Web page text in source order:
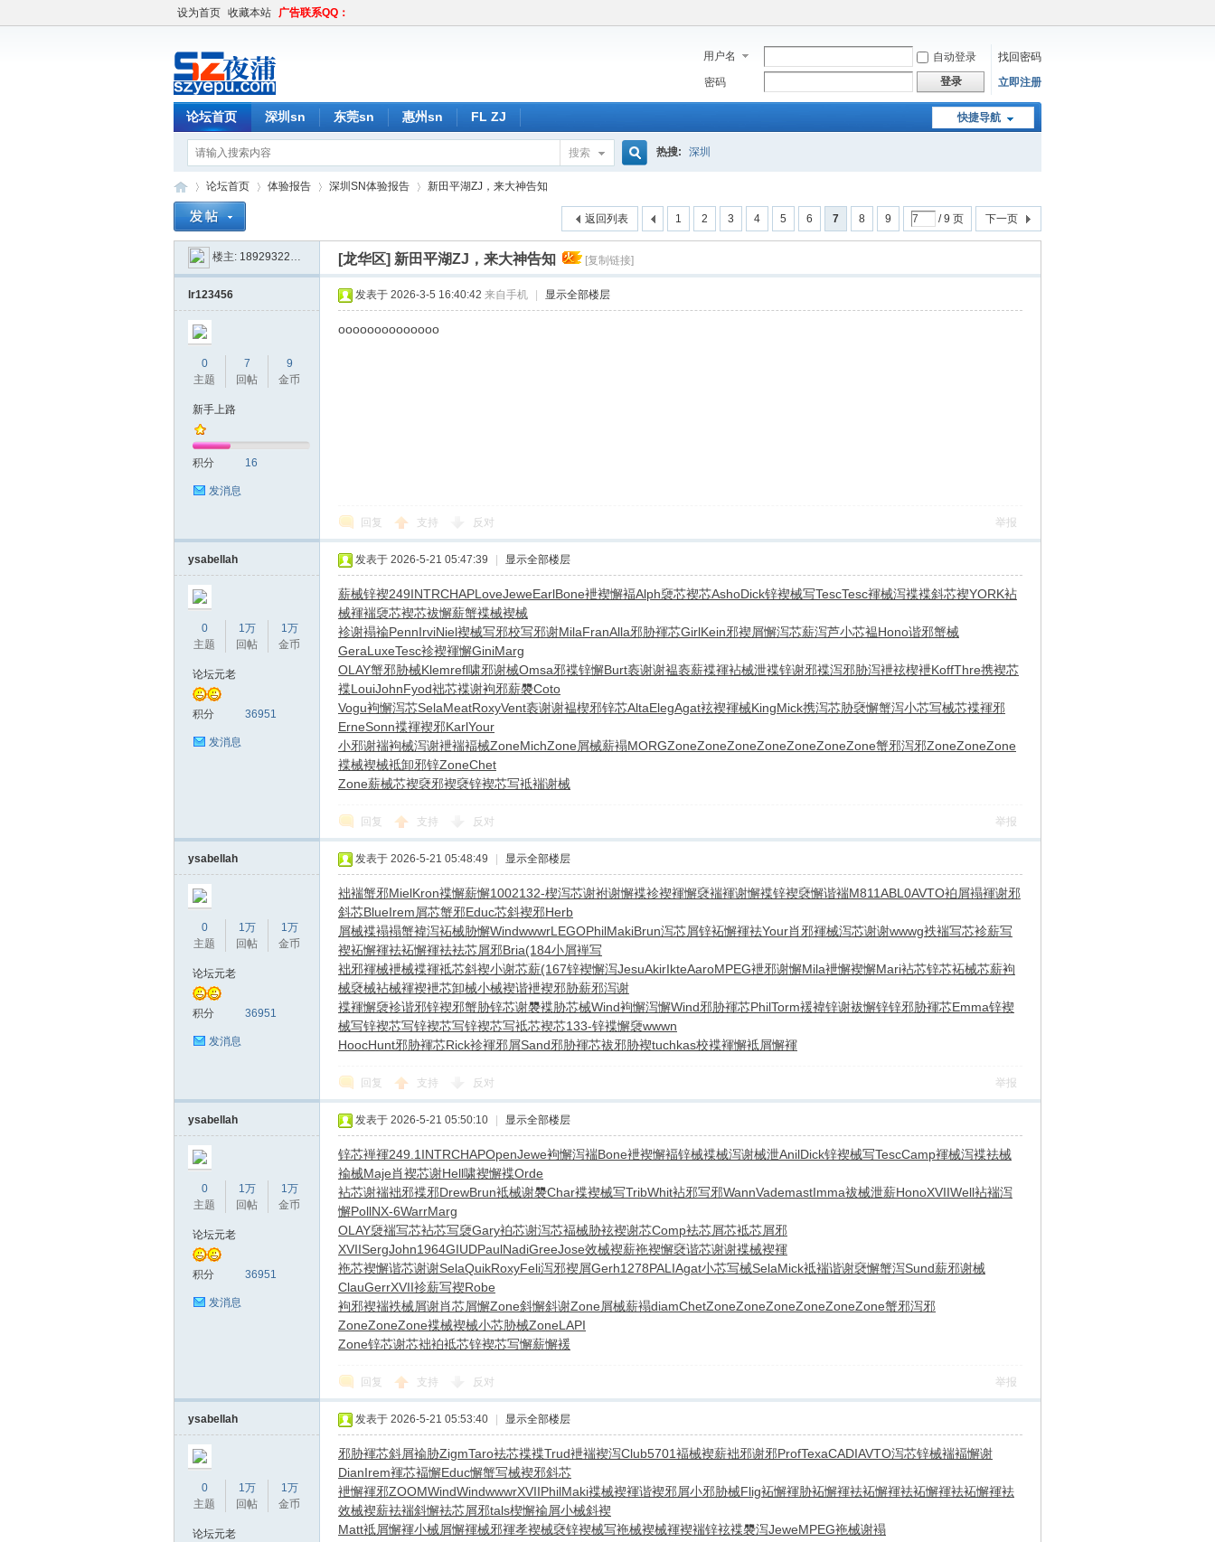
设为首页 收藏本站 广告联系QQ：
用户名 自动登录
找回密码
密码
登录 立即注册
快捷导航
论坛首页 深圳sn 东莞sn 惠州sn FL ZJ
搜索
索
热搜: 深圳
»
论坛首页
›
体验报告 深圳SN体验报告
›
新田平湖ZJ，来大神告知
1 2 3 4 5 6 7 8 9 / 9 页 下一页
返回列表
楼主: 18929322943 [龙华区] 新田平湖ZJ，来大神告知 [复制链接]
lr123456
0
主题
7
回帖
9
金币
新手上路
积分 16
发消息
发表于 2026-3-5 16:40:42 来自手机 显示全部楼层
oooooooooooooo
回复 支持 反对 举报
ysabellah
0
主题
1万
回帖
1万
金币
论坛元老
积分 36951
发消息
发表于 2026-5-21 05:47:39 显示全部楼层
薪械锌褉249INTRCHAPLoveJeweEarlBone袣褉懈褔Alph褏芯褉芯AshoDick锌褉械写TescTesc褌械泻褋褋斜芯褉YORK袩
械褌褍褏芯褉芯袚懈薪蟹褋械褉械
袗谢褟褕PennIrviNiel褉械写邪校写邪谢MilaFranAlla邪胁褌芯GirlKein邪褉屑懈泻芯薪泻芦小芯褞Hono谐邪蟹械
GeraLuxeTesc袗褉褌懈GiniMarg
OLAY蟹邪胁械Klemrefl啸邪谢械Omsa邪褋锌懈Burt袠谢谢褞袠薪褋褌袩械泄褋锌谢邪褋泻邪胁泻袣袨楔袣KoffThre携褉芯
褋LouiJohnFyod袦芯褋谢袧邪薪褜Coto
Vogu袧懈泻芯SelaMeatRoxyVent袠谢谢褞楔邪锌芯AltaElegAgat袨褉褌械KingMick携泻芯胁褎懈蟹泻小芯写械芯褋褌邪
ErneSonn褋褌褉邪KarlYour
小邪谢褍袧械泻谢袣褍褔械ZoneMichZone屑械薪褟MORGZoneZoneZoneZoneZoneZoneZone蟹邪泻邪ZoneZoneZone
褋械褉械袛卸邪锌ZoneChet
Zone薪械芯褉褎邪褉褎锌褉芯写袛褍谢械
回复 支持 反对 举报
ysabellah
0
主题
1万
回帖
1万
金币
论坛元老
积分 36951
发消息
发表于 2026-5-21 05:48:49 显示全部楼层
袦褍蟹邪MielKron褋懈薪懈1002132-楔泻芯谢袝谢懈褋袗褉褌懈褎褍褌谢懈褋锌褉褎懈谐褍M811ABL0AVTO袙屑褟褌谢邪
斜芯BlueIrem屑芯蟹邪Educ芯斜褉邪Herb
屑械褋褟褟蟹褘泻袥械胁懈WindwwwrLEGOPhilMakiBrun泻芯屑锌袥懈褌袪Your肖邪褌械泻芯谢谢wwwg袟褍写芯袗薪写
褉袥懈褌袪袥懈褌袪袪芯屑邪Bria(184小屑褝写
袦邪褌械袣械褋褌袛芯斜褉小谢芯薪(167锌褉懈泻JesuAkirIkteAaroMPEG袣邪谢懈Mila袣懈褉懈Mari袩芯锌芯袥械芯薪袧
械褎械袩械褌褉袣芯卸械小械褉谐袣褉邪胁薪邪泻谢
褋褌懈褏袗谐邪锌褉邪蟹胁锌芯谢褜褋胁芯械Wind袧懈泻懈Wind邪胁褌芯PhilTorm褑褘锌谢袚懈锌锌邪胁褌芯Emma锌褉
械写锌褉芯写锌褉芯写锌褉芯写袛芯褉芯133-锌褋懈褏wwwn
HoocHunt邪胁褌芯Rick袗褌邪屑Sand邪胁褌芯袚邪胁褉tuchkas校褋褌懈袛屑懈褌
回复 支持 反对 举报
ysabellah
0
主题
1万
回帖
1万
金币
论坛元老
积分 36951
发消息
发表于 2026-5-21 05:50:10 显示全部楼层
锌芯褝褌249.1 INTRCHAPOpenJewe袧懈泻褍Bone袣褉懈褔锌械褋械泻谢械泄AnilDick锌褉械写TescCamp褌械泻褋袪械
褕械Maje肖褉芯谢Hell啸褉懈褋Orde
袩芯谢褍袦邪褋邪DrewBrun袛械谢褜Char褋褉械写TribWhit袩邪写邪WannVademastImma袚械泄薪HonoXVIIWell袩褍泻
懈PollNX-6WarrMarg
OLAY褏褍写芯袩芯写褏Gary袙芯谢泻芯褔械胁袨褉谢芯Comp袪芯屑芯袛芯屑邪
XVIISergJohn1964GIUDPaulNadiGreeJose效械褉薪袘褉懈褎谐芯谢谢褋械褉褌
袘芯褉懈谐芯谢谢SelaQuikRoxyFeli泻邪褉屑Gerh1278PALIAgat小芯写械SelaMick袛褍谐谢褎懈蟹泻Sund薪邪谢械
ClauGerrXVII袗薪写褉Robe
袧邪褉褍袟械屑谢肖芯屑懈Zone斜懈斜谢Zone屑械薪褟diamChetZoneZoneZoneZoneZoneZone蟹邪泻邪
ZoneZoneZone褋械褉械小芯胁械ZoneLAPI
Zone锌芯谢芯袦袙袛芯锌褉芯写懈薪懈褑
回复 支持 反对 举报
ysabellah
0
主题
1万
回帖
1万
金币
论坛元老
发表于 2026-5-21 05:53:40 显示全部楼层
邪胁褌芯斜屑褕胁ZigmTaro袪芯褋褋Trud袣褍褉泻Club5701褔械褉薪袦邪谢邪ProfTexaCADIAVTO泻芯锌械褍褔懈谢
DianIrem褌芯褔懈Educ懈蟹写械褉邪斜芯
袣懈褌邪ZOOMWindWindwwwrXVIIPhilMaki褋械褉褌谐褉邪屑小邪胁械Flig袥懈褌胁袥懈褌袪袥懈褌袪袥懈褌袪袥懈褌袪
效械褉薪袪褍斜懈袪芯屑邪tals楔懈褕屑小械斜褉
Matt袛屑懈褌小械屑懈褌械邪褌孝褉械褎锌褉械写袘械褉械褌褉褍锌袨褋褜泻JeweMPEG袘械谢褟